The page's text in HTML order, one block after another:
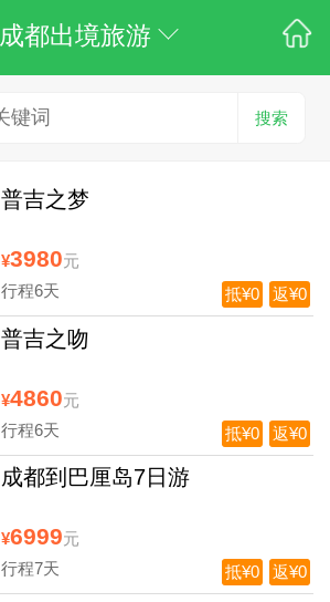
成都出境旅游
搜索
普吉之梦
¥3980元
行程6天
返¥0
抵¥0
普吉之吻
¥4860元
行程6天
返¥0
抵¥0
成都到巴厘岛7日游
¥6999元
行程7天
返¥0
抵¥0